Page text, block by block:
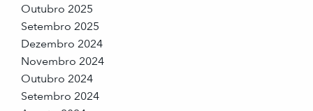
Outubro 2025
Setembro 2025
Dezembro 2024
Novembro 2024
Outubro 2024
Setembro 2024